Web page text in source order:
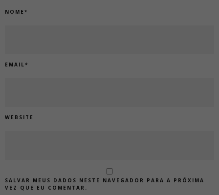
NOME *
EMAIL *
WEBSITE
SALVAR MEUS DADOS NESTE NAVEGADOR PARA A PRÓXIMA
VEZ QUE EU COMENTAR.